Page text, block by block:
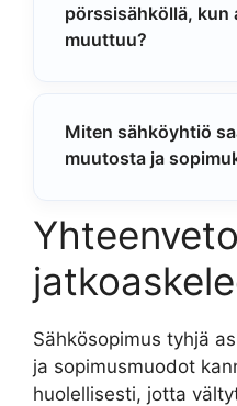
pörssisähköllä, kun
muuttuu?
Miten sähköyhtiö
muutosta ja
Sähkösopimus tyhjä
ja sopimusmuodot
huolellisesti, jotta